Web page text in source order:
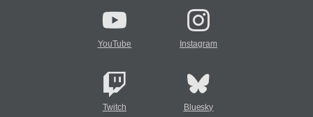
YouTube Instagram
Twitch Bluesky